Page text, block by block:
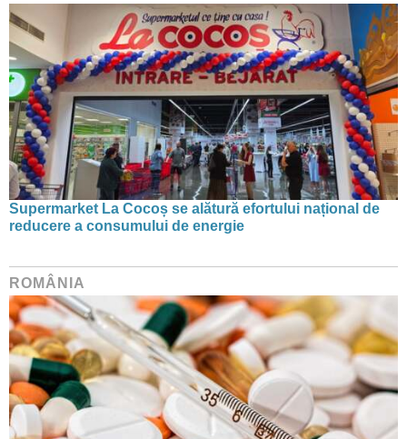
Supermarket La Cocoș se alătură efortului național de
reducere a consumului de energie
ROMÂNIA